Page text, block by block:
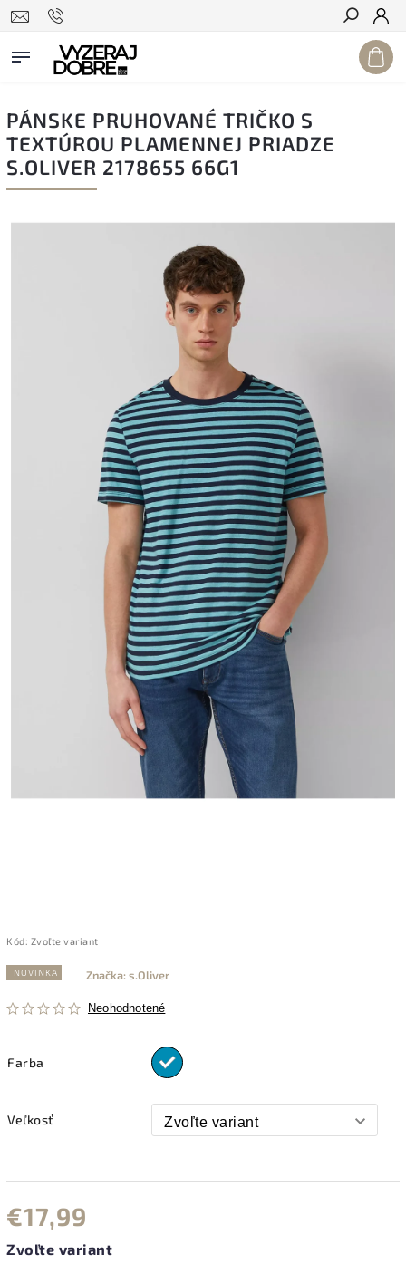
Hľadať
PÁNSKE PRUHOVANÉ TRIČKO S
TEXTÚROU PLAMENNEJ PRIADZE
S.OLIVER 2178655 66G1
Kód: Zvoľte variant
NOVINKA
Neohodnotené
Značka:s.Oliver
Farba
Veľkosť
€17,99
Zvoľte variant